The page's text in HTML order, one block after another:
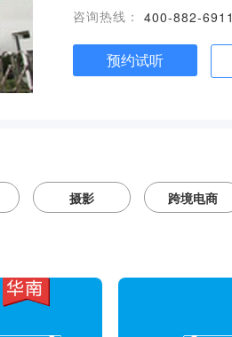
咨询热线： 400-882-6911
预约试听
摄影 跨境电商